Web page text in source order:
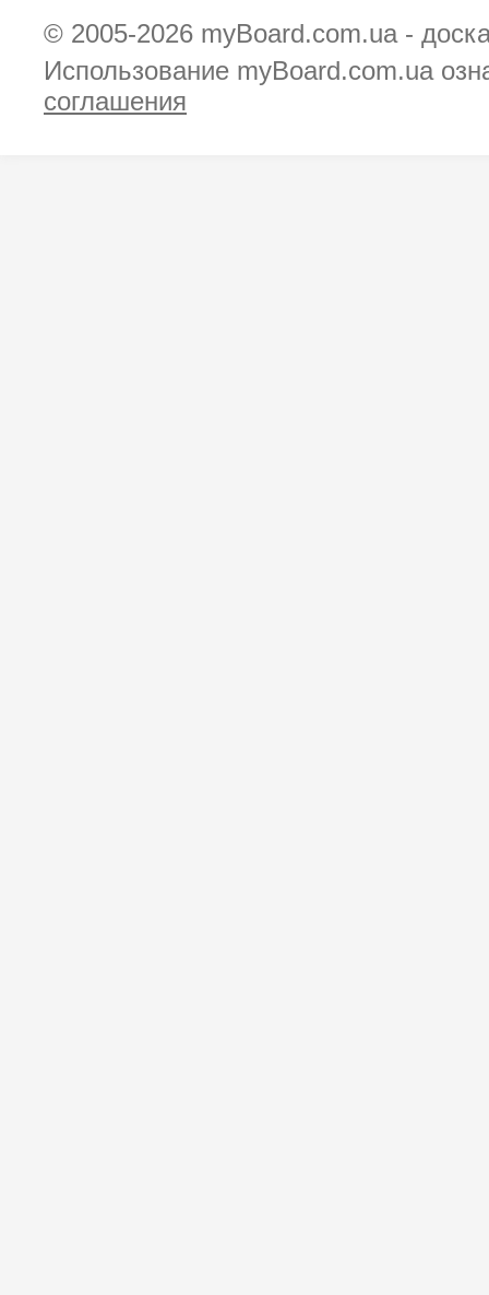
© 2005-2026 myBoard.com.ua -
Использование myBoard.com.ua
соглашения